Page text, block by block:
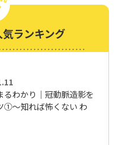
ランキング
るわかり｜冠動脈造影を
①～知れば怖くない わ